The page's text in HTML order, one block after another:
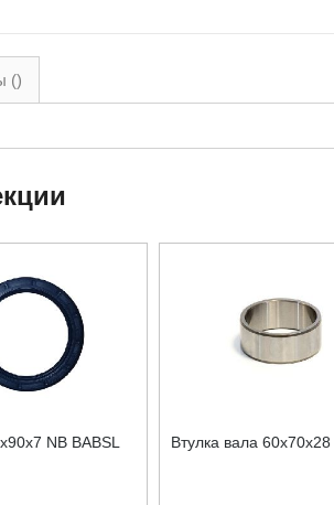
()
NB BABSL Втулка вала 60x70x28